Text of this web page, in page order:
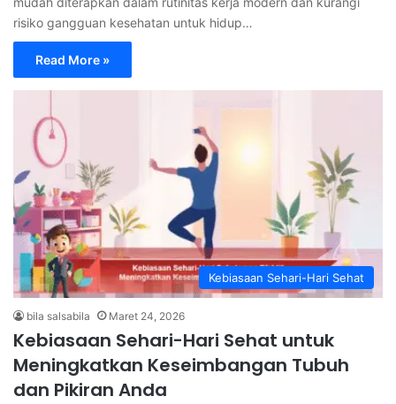
risiko gangguan kesehatan untuk hidup…
Read More »
Kebiasaan Sehari-Hari Sehat
bila salsabila Maret 24, 2026
Kebiasaan Sehari-Hari Sehat untuk
Meningkatkan Keseimbangan Tubuh
dan Pikiran Anda